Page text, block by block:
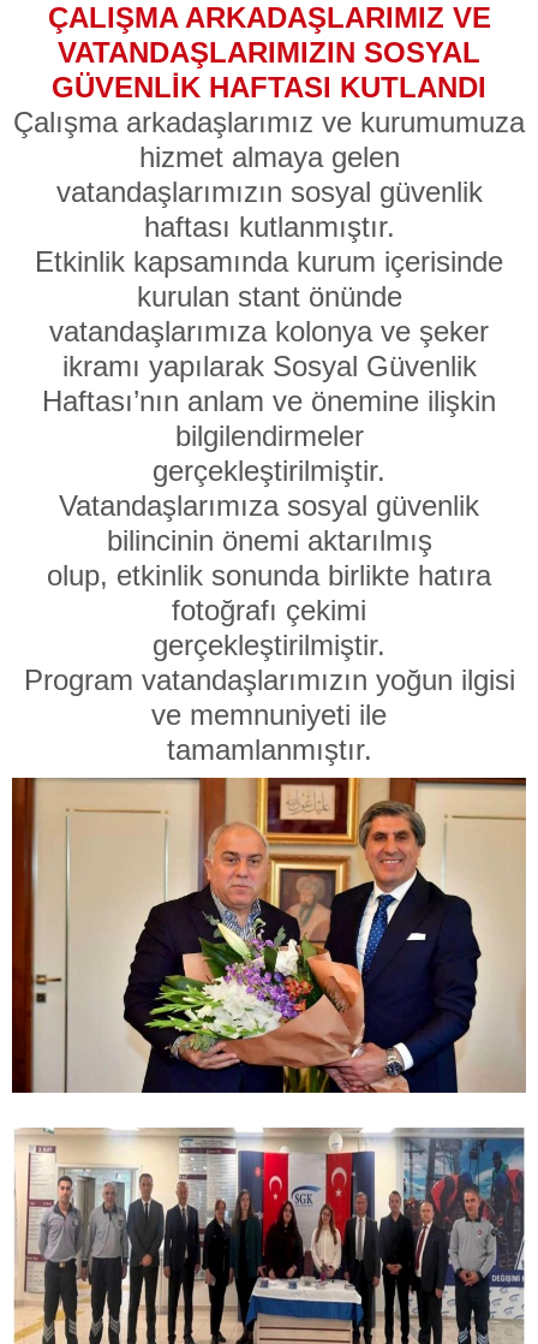
ÇALIŞMA ARKADAŞLARIMIZ VE
VATANDAŞLARIMIZIN SOSYAL
GÜVENLİK HAFTASI KUTLANDI
Çalışma arkadaşlarımız ve kurumumuza
hizmet almaya gelen
vatandaşlarımızın sosyal güvenlik
haftası kutlanmıştır.
Etkinlik kapsamında kurum içerisinde
kurulan stant önünde
vatandaşlarımıza kolonya ve şeker
ikramı yapılarak Sosyal Güvenlik
Haftası’nın anlam ve önemine ilişkin
bilgilendirmeler
gerçekleştirilmiştir.
Vatandaşlarımıza sosyal güvenlik
bilincinin önemi aktarılmış
olup, etkinlik sonunda birlikte hatıra
fotoğrafı çekimi
gerçekleştirilmiştir.
Program vatandaşlarımızın yoğun ilgisi
ve memnuniyeti ile
tamamlanmıştır.